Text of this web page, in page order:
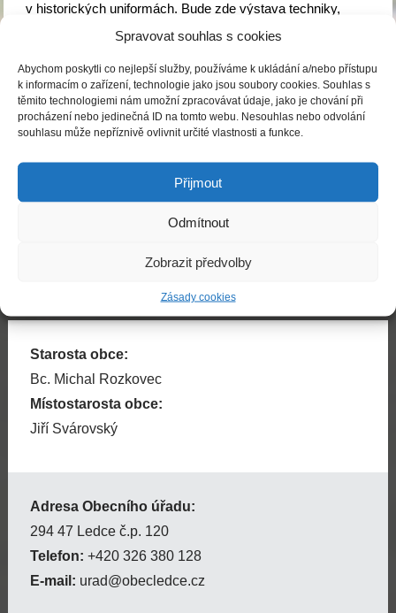
Spravovat souhlas s cookies
Abychom poskytli co nejlepší služby, používáme k ukládání a/nebo přístupu
k informacím o zařízení, technologie jako jsou soubory cookies. Souhlas s
těmito technologiemi nám umožní zpracovávat údaje, jako je chování při
procházení nebo jedinečná ID na tomto webu. Nesouhlas nebo odvolání
souhlasu může nepříznivě ovlivnit určité vlastnosti a funkce.
Přijmout
Odmítnout
Zobrazit předvolby
Zásady cookies
v historických uniformách. Bude zde výstava techniky,
uniforem, zbraní a proběhne Pietní akt. V 11.00 hod se
uskuteční hraná scénka “Střetnutí s německou kolonou”,
kde bude počet aktivních účastníků cca 70 osob a dojde
i ke střelbě slepými náboji. Kolona opustí naši obec
Kolona
Starosta obce:
Bc. Michal Rozkovec
Místostarosta obce:
Jiří Svárovský
Adresa Obecního úřadu:
294 47 Ledce č.p. 120
Telefon: +420 326 380 128
E-mail: urad@obecledce.cz